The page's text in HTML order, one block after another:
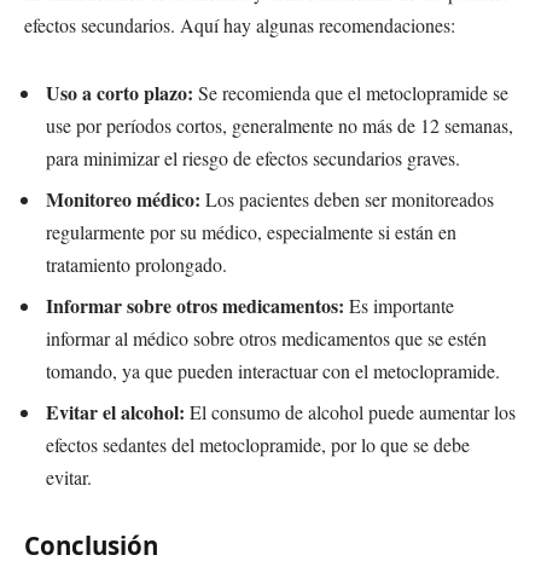
efectos secundarios. Aquí hay algunas recomendaciones:
Uso a corto plazo: Se recomienda que el metoclopramide se
use por períodos cortos, generalmente no más de 12 semanas,
para minimizar el riesgo de efectos secundarios graves.
Monitoreo médico: Los pacientes deben ser monitoreados
regularmente por su médico, especialmente si están en
tratamiento prolongado.
Informar sobre otros medicamentos: Es importante
informar al médico sobre otros medicamentos que se estén
tomando, ya que pueden interactuar con el metoclopramide.
Evitar el alcohol: El consumo de alcohol puede aumentar los
efectos sedantes del metoclopramide, por lo que se debe
evitar.
Conclusión